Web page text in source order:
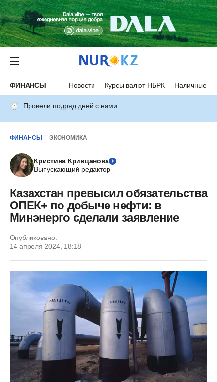
ФИНАНСЫ Новости Курсы валют НБРК Наличные
Провели подряд дней с нами
ФИНАНСЫ ЭКОНОМИКА
Кристина Кривцанова
Выпускающий редактор
Казахстан превысил обязательства
ОПЕК+ по добыче нефти: в
Минэнерго сделали заявление
Опубликовано:
14 апреля 2024, 18:18